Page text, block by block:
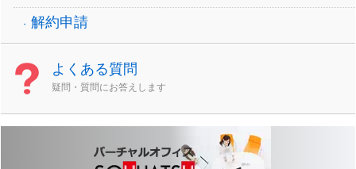
解約申請
よくある質問
疑問・質問にお答えします